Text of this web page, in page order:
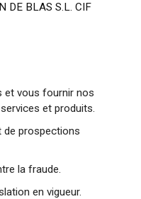
DE BLAS S.L. CIF
et vous fournir nos
et produits.
de prospections
la fraude.
en vigueur.